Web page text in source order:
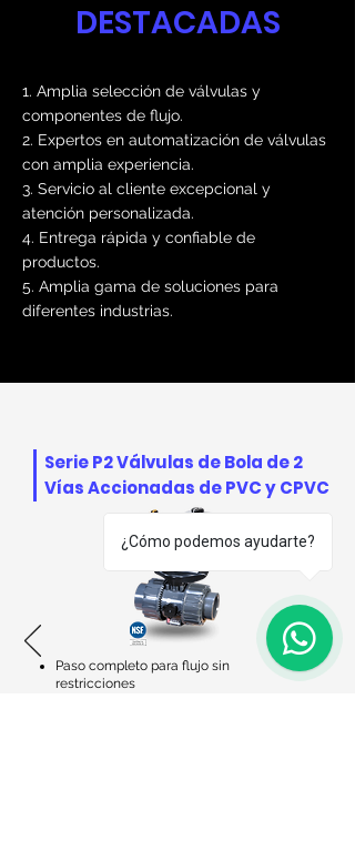
DESTACADAS
1. Amplia selección de válvulas y
componentes de flujo.
2. Expertos en automatización de válvulas
con amplia experiencia.
3. Servicio al cliente excepcional y
atención personalizada.
4. Entrega rápida y confiable de
productos.
5. Amplia gama de soluciones para
diferentes industrias.
Serie P2 Válvulas de Bola de 2
Vías Accionadas de PVC y CPVC
Paso completo para flujo sin
restricciones
¿Cómo podemos ayudarte?